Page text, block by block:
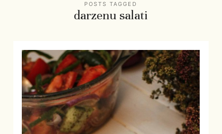
POSTS TAGGED
darzenu salati